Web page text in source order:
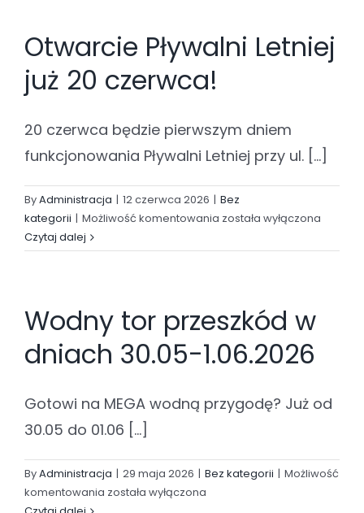
wakacje
Otwarcie Pływalni Letniej
już 20 czerwca!
20 czerwca będzie pierwszym dniem
funkcjonowania Pływalni Letniej przy ul. [...]
ByAdministracja | 12 czerwca 2026 | Bez
kategorii | Możliwość komentowania Otwarcie
Letniej
czerwca!
została wyłączona
Czytaj dalej
Wodny tor przeszkód w
dniach 30.05-1.06.2026
Gotowi na MEGA wodną przygodę? Już od
30.05 do 01.06 [...]
ByAdministracja | 29 maja 2026 | Bez kategorii | Możliwość
komentowania Wodny
została wyłączona